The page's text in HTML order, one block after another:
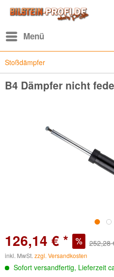
Menü
Stoßdämpfer
B4 Dämpfer nicht
126,14 € * 252,28
inkl. MwSt. zzgl. Versandkosten
Sofort versandfertig, Lieferzeit